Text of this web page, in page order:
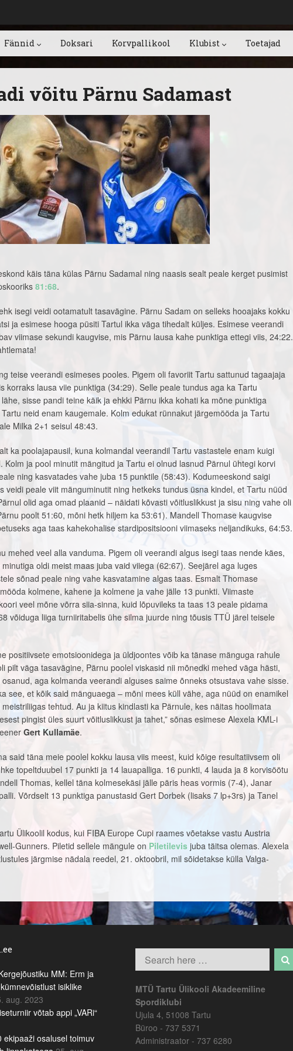
Fännid Doksari Korvpallikool Klubist Toetajad
võitu Pärnu Sadamast
käis täna külas Pärnu Sadamal ning naasis sealt peale kerget pusimist
81:68.
isegi veidi ootamatult tasavägine. Pärnu Sadam on selleks hooajaks kokku
ja esimese hooga püsiti Tartul ikka väga tihedalt küljes. Esimese veerandi
viimase sekundi kaugvise, mis Pärnu lausa kahe punktiga ettegi viis, 24:22.
teise veerandi esimeses pooles. Pigem oli favoriit Tartu sattunud tagaajaja
korraks lausa viie punktiga (34:29). Selle peale tundus aga ka Tartu
sisse pandi teine käik ja ehkki Pärnu ikka kohati ka mõne punktiga
neid enam kaugemale. Kolm edukat rünnakut järgemööda ja Tartu
Milka 2+1 seisul 48:43.
ka poolajapausil, kuna kolmandal veerandil Tartu vastastele enam kuigi
Kolm ja pool minutit mängitud ja Tartu ei olnud lasnud Pärnul ühtegi korvi
ning kasvatades vahe juba 15 punktile (58:43). Kodumeeskond saigi
veidi peale viit mänguminutit ning hetkeks tundus üsna kindel, et Tartu nüüd
olid aga omad plaanid – näidati kõvasti võitluslikkust ja sisu ning vahe oli
poolt 51:60, mõni hetk hiljem ka 53:61). Mandell Thomase kaugvise
aga taas kahekohalise stardipositsiooni viimaseks neljandikuks, 64:53.
mehed veel alla vanduma. Pigem oli veerandi algus isegi taas nende käes,
oldi meist maas juba vaid viiega (62:67). Seejärel aga luges
sõnad peale ning vahe kasvatamine algas taas. Esmalt Thomase
kolmene, kahene ja kolmene ja vahe jälle 13 punkti. Viimaste
veel mõne võrra siia-sinna, kuid lõpuvileks ta taas 13 peale pidama
võiduga liiga turniiritabelis ühe silma juurde ning tõusis TTÜ järel teisele
positiivsete emotsioonidega ja üldjoontes võib ka tänase mänguga rahule
pilt väga tasavägine, Pärnu poolel viskasid nii mõnedki mehed väga hästi,
aga kolmanda veerandi alguses saime õnneks otsustava vahe sisse.
see, et kõik said mänguaega – mõni mees küll vähe, aga nüüd on enamikel
tehtud. Au ja kiitus kindlasti ka Pärnule, kes näitas hoolimata
pingist üles suurt võitluslikkust ja tahet,” sõnas esimese Alexela KML-i
Gert Kullamäe.
said täna meie poolel kokku lausa viis meest, kuid kõige resultatiivsem oli
topeltduubel 17 punkti ja 14 lauapalliga. 16 punkti, 4 lauda ja 8 korvisöötu
Thomas, kellel täna kolmesekäsi jälle päris heas vormis (7-4), Janar
Võrdselt 13 punktiga panustasid Gert Dorbek (lisaks 7 lp+3rs) ja Tanel
Ülikoolil kodus, kui FIBA Europe Cupi raames võetakse vastu Austria
Gunners. Piletid sellele mängule on Piletilevis juba täitsa olemas. Alexela
järgmise nädala reedel, 21. oktoobril, mil sõidetakse külla Valga-
MM: Erm ja
isiklike
aug. 2023
võtab appi „VARi“
ekipaaži osalusel toimuv
MTÜ Tartu Ülikooli Akadeemiline
Spordiklubi
Ujula 4, 51008 Tartu
Büroo - 737 5371
Administraator - 737 6280